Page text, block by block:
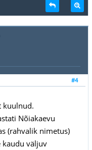
#4
kuulnud.
Nõiakaevu
(rahvalik nimetus)
kaudu väljuv